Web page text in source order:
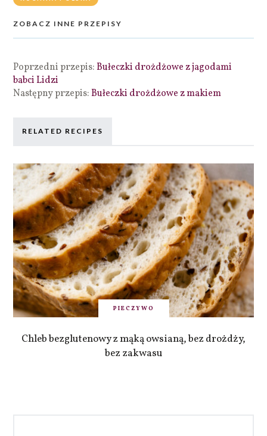
ZOBACZ INNE PRZEPISY
Poprzedni przepis:Bułeczki drożdżowe z jagodami
babci Lidzi
Następny przepis:Bułeczki drożdżowe z makiem
RELATED RECIPES
PIECZYWO
Chleb bezglutenowy z mąką owsianą, bez drożdży,
bez zakwasu